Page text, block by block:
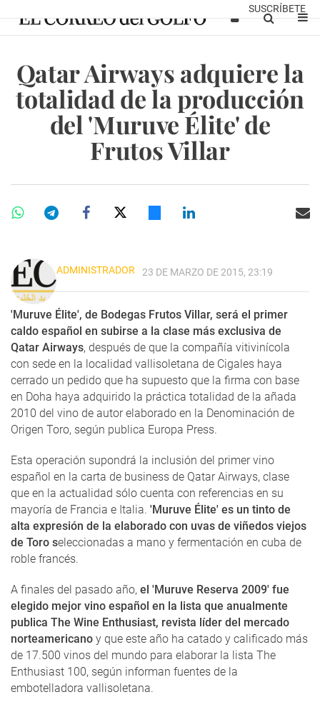
SUSCRÍBETE
Qatar Airways adquiere la
totalidad de la producción
del 'Muruve Élite' de
Frutos Villar
ADMINISTRADOR 23 DE MARZO DE 2015, 23:19
'Muruve Élite', de Bodegas Frutos Villar, será el primer
caldo español en subirse a la clase más exclusiva de
Qatar Airways, después de que la compañía vitivinícola
con sede en la localidad vallisoletana de Cigales haya
cerrado un pedido que ha supuesto que la firma con base
en Doha haya adquirido la práctica totalidad de la añada
2010 del vino de autor elaborado en la Denominación de
Origen Toro, según publica Europa Press.
Esta operación supondrá la inclusión del primer vino
español en la carta de business de Qatar Airways, clase
que en la actualidad sólo cuenta con referencias en su
mayoría de Francia e Italia. 'Muruve Élite' es un tinto de
alta expresión de la elaborado con uvas de viñedos viejos
de Toro seleccionadas a mano y fermentación en cuba de
roble francés.
A finales del pasado año, el 'Muruve Reserva 2009' fue
elegido mejor vino español en la lista que anualmente
publica The Wine Enthusiast, revista líder del mercado
norteamericano y que este año ha catado y calificado más
de 17.500 vinos del mundo para elaborar la lista The
Enthusiast 100, según informan fuentes de la
embotelladora vallisoletana.